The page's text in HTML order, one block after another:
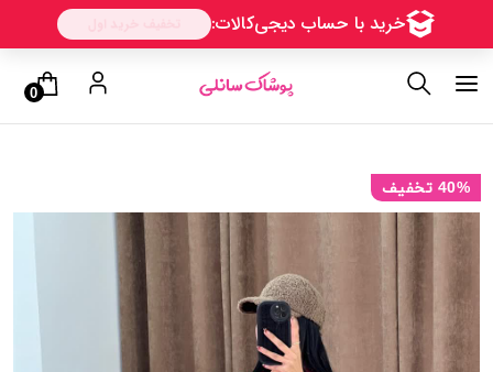
0
40% تخفیف